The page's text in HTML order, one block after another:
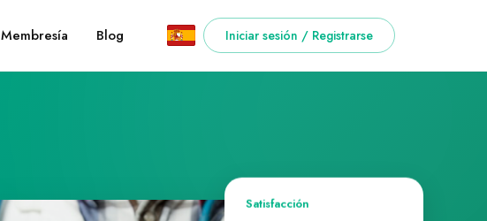
Membresía Blog Iniciar sesión / Registrarse
Satisfacción